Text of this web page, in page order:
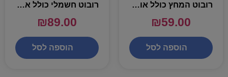
רובוט המחץ כולל אורות וצלילים – IPOP
₪59.00
הוספה לסל
רובוט חשמלי כולל אורות וצלילים – IPOP
₪89.00
הוספה לסל